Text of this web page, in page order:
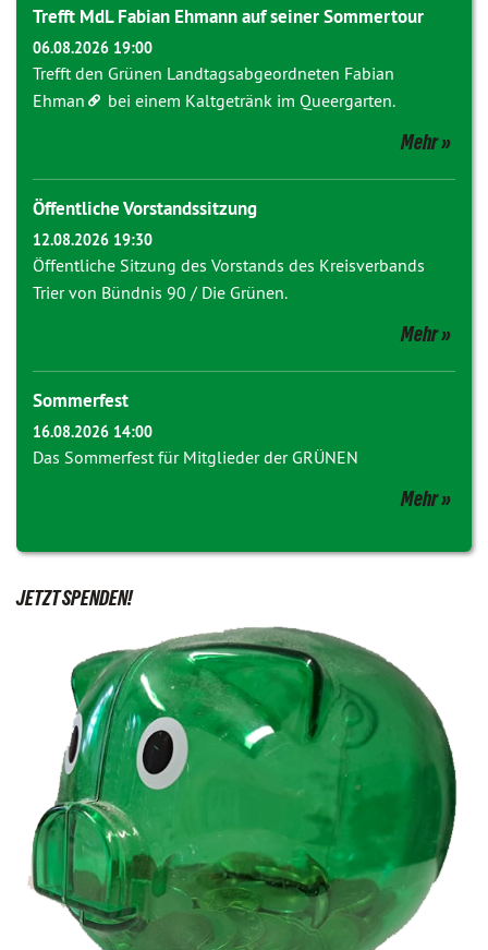
Trefft MdL Fabian Ehmann auf seiner Sommertour
06.08.2026 19:00
Trefft den Grünen Landtagsabgeordneten Fabian
Ehman
bei einem Kaltgetränk im Queergarten.
Mehr
Öffentliche Vorstandssitzung
12.08.2026 19:30
Öffentliche Sitzung des Vorstands des Kreisverbands
Trier von Bündnis 90 / Die Grünen.
Mehr
Sommerfest
16.08.2026 14:00
Das Sommerfest für Mitglieder der GRÜNEN
Mehr
JETZT SPENDEN!